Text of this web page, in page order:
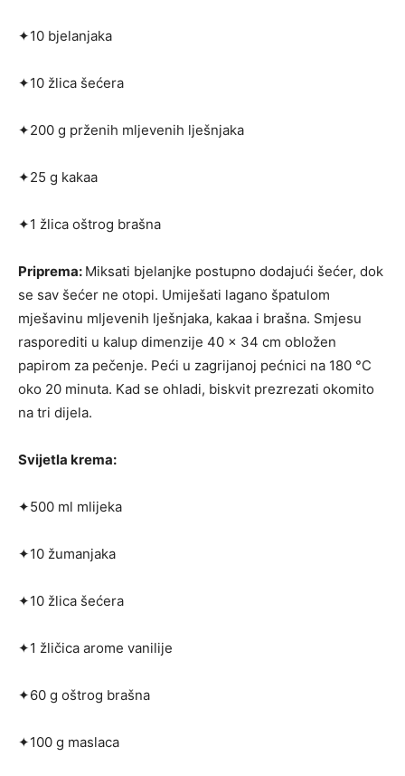
✦10 bjelanjaka
✦10 žlica šećera
✦200 g prženih mljevenih lješnjaka
✦25 g kakaa
✦1 žlica oštrog brašna
Priprema: Miksati bjelanjke postupno dodajući šećer, dok
se sav šećer ne otopi. Umiješati lagano špatulom
mješavinu mljevenih lješnjaka, kakaa i brašna. Smjesu
rasporediti u kalup dimenzije 40 x 34 cm obložen
papirom za pečenje. Peći u za­grijanoj pećnici na 180 °C
oko 20 minuta. Kad se ohladi, biskvit prezrezati okomito
na tri dijela.
Svijetla krema:
✦500 ml mlijeka
✦10 žumanjaka
✦10 žlica šećera
✦1 žličica arome vanilije
✦60 g oštrog brašna
✦100 g maslaca